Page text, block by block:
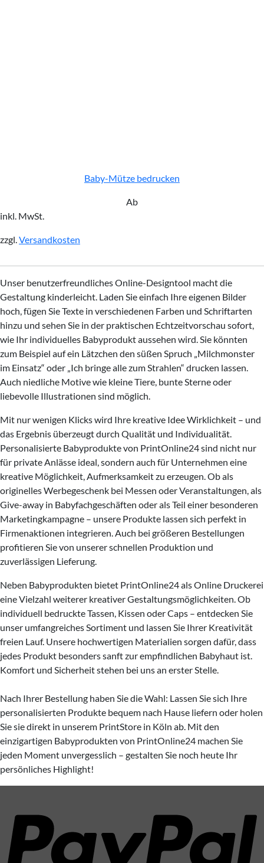
Baby-Mütze bedrucken
Ab
inkl. MwSt.
zzgl.Versandkosten
Unser benutzerfreundliches Online-Designtool macht die
Gestaltung kinderleicht. Laden Sie einfach Ihre eigenen Bilder
hoch, fügen Sie Texte in verschiedenen Farben und Schriftarten
hinzu und sehen Sie in der praktischen Echtzeitvorschau sofort,
wie Ihr individuelles Babyprodukt aussehen wird. Sie könnten
zum Beispiel auf ein Lätzchen den süßen Spruch „Milchmonster
im Einsatz“ oder „Ich bringe alle zum Strahlen“ drucken lassen.
Auch niedliche Motive wie kleine Tiere, bunte Sterne oder
liebevolle Illustrationen sind möglich.
Mit nur wenigen Klicks wird Ihre kreative Idee Wirklichkeit – und
das Ergebnis überzeugt durch Qualität und Individualität.
Personalisierte Babyprodukte von PrintOnline24 sind nicht nur
für private Anlässe ideal, sondern auch für Unternehmen eine
kreative Möglichkeit, Aufmerksamkeit zu erzeugen. Ob als
originelles Werbegeschenk bei Messen oder Veranstaltungen, als
Give-away in Babyfachgeschäften oder als Teil einer besonderen
Marketingkampagne – unsere Produkte lassen sich perfekt in
Firmenaktionen integrieren. Auch bei größeren Bestellungen
profitieren Sie von unserer schnellen Produktion und
zuverlässigen Lieferung.
Neben Babyprodukten bietet PrintOnline24 als Online Druckerei
eine Vielzahl weiterer kreativer Gestaltungsmöglichkeiten. Ob
individuell bedruckte Tassen, Kissen oder Caps – entdecken Sie
unser umfangreiches Sortiment und lassen Sie Ihrer Kreativität
freien Lauf. Unsere hochwertigen Materialien sorgen dafür, dass
jedes Produkt besonders sanft zur empfindlichen Babyhaut ist.
Komfort und Sicherheit stehen bei uns an erster Stelle.
Nach Ihrer Bestellung haben Sie die Wahl: Lassen Sie sich Ihre
personalisierten Produkte bequem nach Hause liefern oder holen
Sie sie direkt in unserem PrintStore in Köln ab. Mit den
einzigartigen Babyprodukten von PrintOnline24 machen Sie
jeden Moment unvergesslich – gestalten Sie noch heute Ihr
persönliches Highlight!